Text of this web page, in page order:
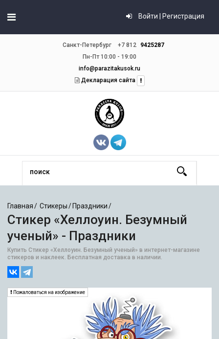
Войти | Регистрация
Санкт-Петербург +7 812
9425287
Пн-Пт 10:00 - 19:00
info@parazitakusok.ru
Декларация сайта
Главная Стикеры Праздники
Стикер «Хеллоуин. Безумный
ученый» - Праздники
Купить Стикер «Хеллоуин. Безумный ученый» в интернет-магазине
стикеров и наклеек. Бесплатная доставка в наличии.
Пожаловаться на изображение